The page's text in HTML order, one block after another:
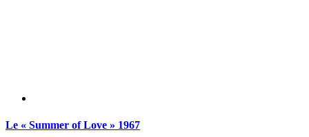
Le « Summer of Love » 1967